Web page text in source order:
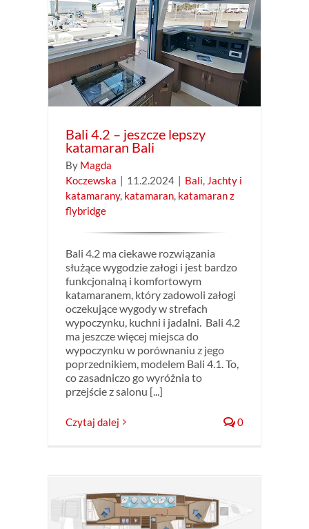
Bali 4.2 – jeszcze lepszy
katamaran Bali
By Magda
Koczewska | 11.2.2024 | Bali Jachty i
katamarany, katamaran, katamaran z
flybridge
Bali 4.2 ma ciekawe rozwiązania
służące wygodzie załogi i jest bardzo
funkcjonalną i komfortowym
katamaranem, który zadowoli załogi
oczekujące wygody w strefach
wypoczynku, kuchni i jadalni. Bali 4.2
ma jeszcze więcej miejsca do
wypoczynku w porównaniu z jego
poprzednikiem, modelem Bali 4.1. To,
co zasadniczo go wyróżnia to
przejście z salonu [...]
Czytaj dalej 0